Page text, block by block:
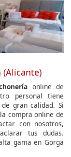
(Alicante)
online de
personal tiene
de gran calidad. Si
compra online de
con nosotros,
tus dudas.
gama en Gorga